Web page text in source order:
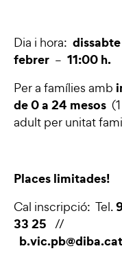
Dia i hora:
febrer – 11:00 h.
Per a famílies amb
de 0 a 24 mesos
adult per unitat
Places limitades!
Cal inscripció: Tel.
33 25 //
b.vic.pb@diba.cat